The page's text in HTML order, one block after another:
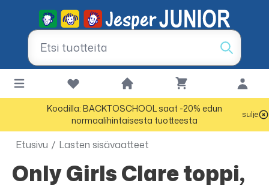
Koodilla: BACKTOSCHOOL saat -20% edun
normaalihintaisesta tuotteesta
sulje
Etusivu / Lasten sisävaatteet
Only Girls Clare toppi,